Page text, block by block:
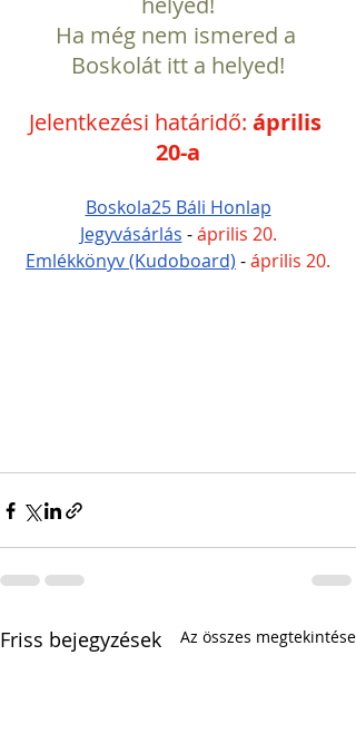
Ha még nem ismered a
Boskolát itt a helyed!
Jelentkezési határidő: április
20-a
Boskola25 Báli Honlap
Jegyvásárlás - április 20.
Emlékkönyv (Kudoboard) - április 20.
Friss bejegyzések Az összes megtekintése